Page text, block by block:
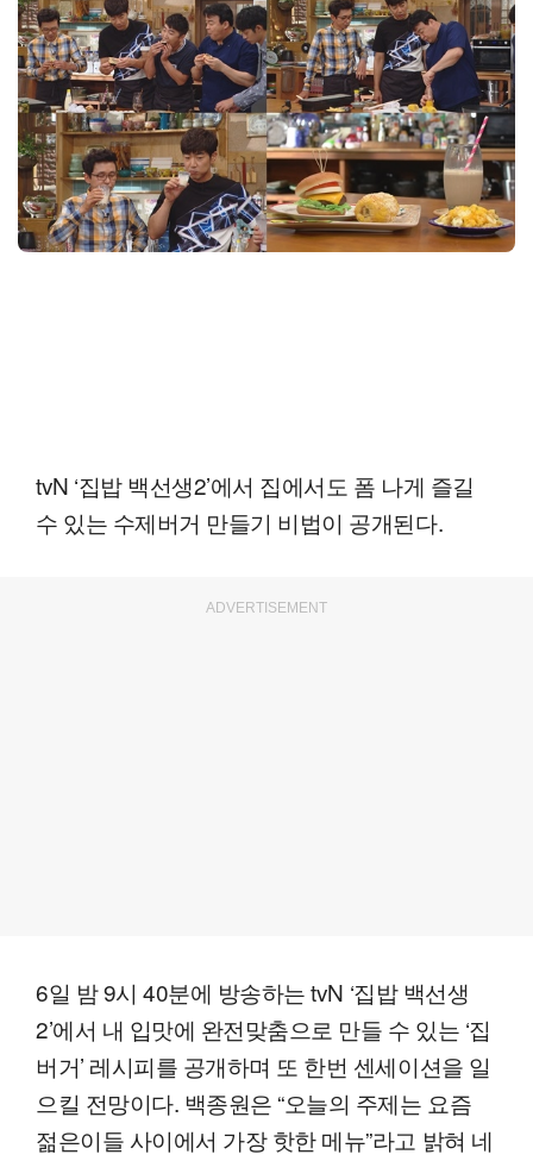
tvN ‘집밥 백선생2’에서 집에서도 폼 나게 즐길
수 있는 수제버거 만들기 비법이 공개된다.
ADVERTISEMENT
6일 밤 9시 40분에 방송하는 tvN ‘집밥 백선생
2’에서 내 입맛에 완전맞춤으로 만들 수 있는 ‘집
버거’ 레시피를 공개하며 또 한번 센세이션을 일
으킬 전망이다. 백종원은 “오늘의 주제는 요즘
젊은이들 사이에서 가장 핫한 메뉴”라고 밝혀 네